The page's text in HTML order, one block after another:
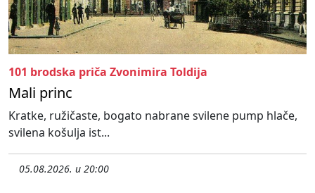
101 brodska priča Zvonimira Toldija
Mali princ
Kratke, ružičaste, bogato nabrane svilene pump hlače,
svilena košulja ist...
05.08.2026. u 20:00